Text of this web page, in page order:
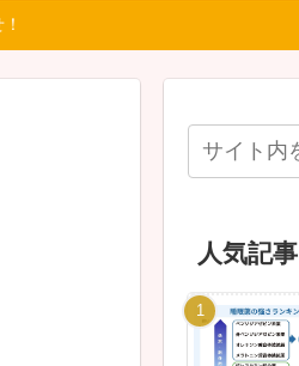
人気記事